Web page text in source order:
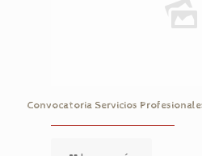
Convocatoria Servicios